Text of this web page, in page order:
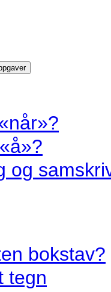
og
bokstav?
tegn